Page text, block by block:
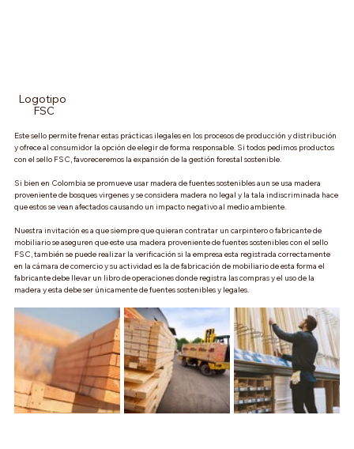
Logotipo
FSC
Este sello permite frenar estas prácticas ilegales en los procesos de producción y distribución
y ofrece al consumidor la opción de elegir de forma responsable. Si todos pedimos productos
con el sello FSC, favoreceremos la expansión de la gestión forestal sostenible.
Si bien en Colombia se promueve usar madera de fuentes sostenibles aun se usa madera
proveniente de bosques virgenes y se considera madera no legal y la tala indiscriminada hace
que estos se vean afectados causando un impacto negativo al medio ambiente.
Nuestra invitación es a que siempre que quieran contratar un carpintero o fabricante de
mobiliario se aseguren que este usa madera proveniente de fuentes sostenibles con el sello
FSC, también se puede realizar la verificación si la empresa esta registrada correctamente
en la cámara de comercio y su actividad es la de fabricación de mobiliario de esta forma el
fabricante debe llevar un libro de operaciones donde registra las compras y el uso de la
madera y esta debe ser únicamente de fuentes sostenibles y legales.